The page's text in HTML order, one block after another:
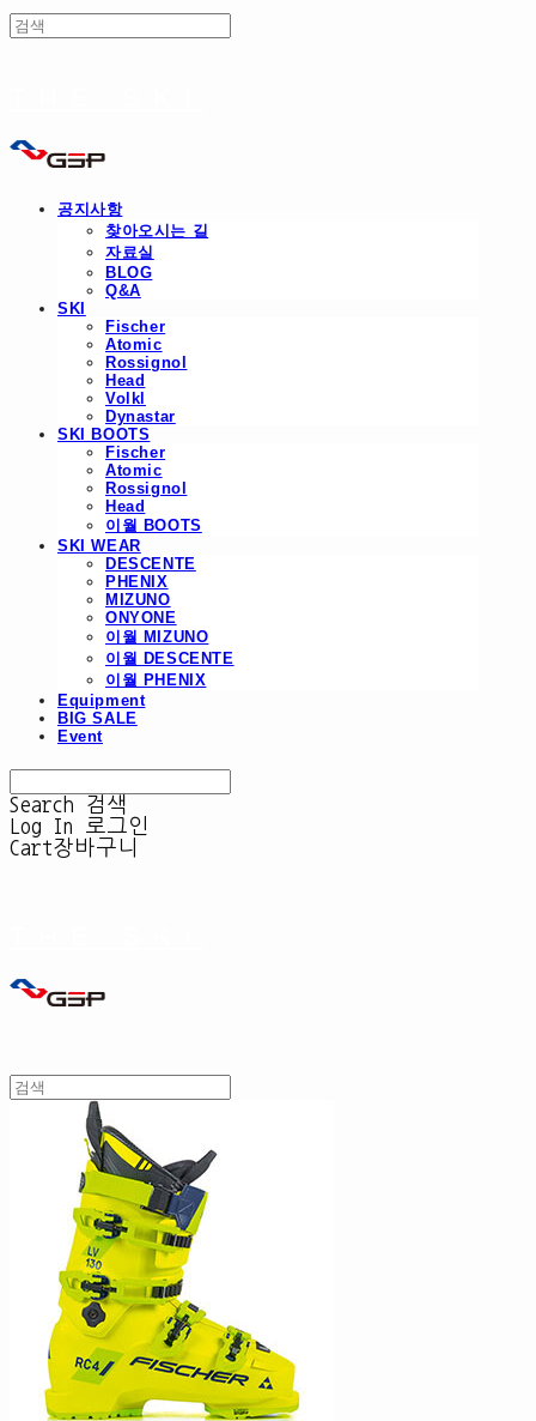
공지사항
찾아오시는 길
자료실
BLOG
Q&A
SKI
Fischer
Atomic
Rossignol
Head
Volkl
Dynastar
SKI BOOTS
Fischer
Atomic
Rossignol
Head
이월 BOOTS
SKI WEAR
DESCENTE
PHENIX
MIZUNO
ONYONE
이월 MIZUNO
이월 DESCENTE
이월 PHENIX
Equipment
BIG SALE
Event
Search
검색
Log In
로그인
Cart장바구니